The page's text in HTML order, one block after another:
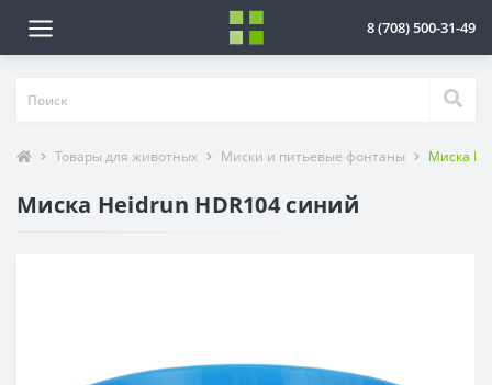
8 (708) 500-31-49
Товары для животных Миски и питьевые фонтаны Миска
Миска Heidrun HDR104 синий